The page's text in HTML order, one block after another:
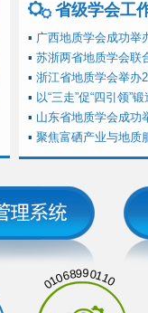
省级学会工
▪ 广西地质学会成功举
▪ 苏浙两省地质学会联
▪ 浙江省地质学会举办
▪ 以“三走”促“四引领
▪ 山东省地质学会成功
▪ 聚焦富硒产业与地
01068990110